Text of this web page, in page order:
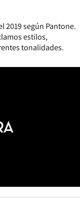
2019 según Pantone.
estilos,
tonalidades.